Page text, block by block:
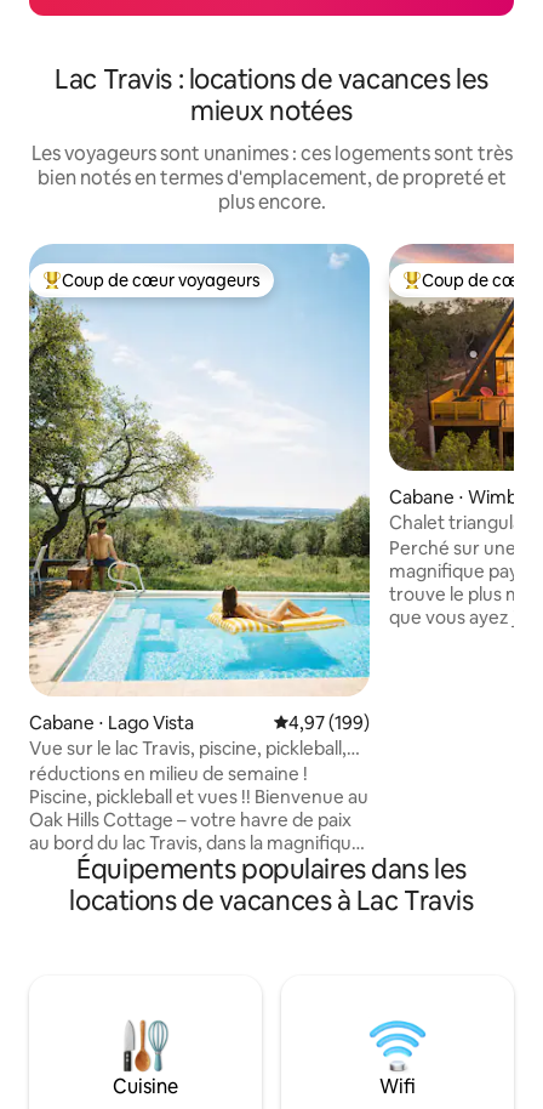
Lac Travis : locations de vacances les
mieux notées
Les voyageurs sont unanimes : ces logements sont très
bien notés en termes d'emplacement, de propreté et
plus encore.
Coups de cœur voyageurs les plus appréciés
Coup de cœur voyageurs
Cabane ⋅ Lago Vista Évaluation moyenne sur la
4,97 (199)
Vue sur le lac Travis, piscine, pickleball,
capacité d'hébergement de
6 personnes
réductions en milieu de semaine !
Piscine, pickleball et vues !! Bienvenue au
Oak Hills Cottage – votre havre de paix
au bord du lac Travis, dans la magnifique
ville de Lago Vista, au Texas. Niché au
milieu de collines pittoresques, notre
cottage offre une vue à couper le
destination idyllique pour les familles, les
amis ou les couples à la recherche de
vacances agréables. Venez profiter de
vos vacances, de votre séjour près de
Coups de cœur
Coup de cœur
Cabane ⋅
Chalet
la nature
Perché sur une
magnifique pays
trouve le plus
que vous ayez
couper le souffle.
extérieure sont la
Équipements populaires dans les
locations de vacances à Lac Travis
Cuisine Wifi